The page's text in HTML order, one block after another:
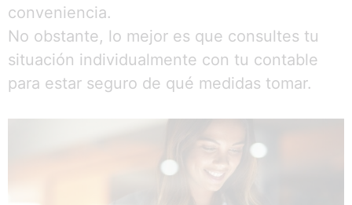
conveniencia.
No obstante, lo mejor es que consultes tu
situación individualmente con tu contable
para estar seguro de qué medidas tomar.